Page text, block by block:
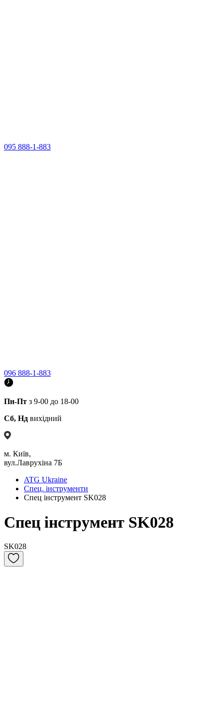
095 888-1-883
096 888-1-883
Пн-Пт з 9-00 до 18-00
Сб, Нд вихідний
м. Київ,
вул.Лаврухіна 7Б
ATG Ukraine
Спец. інструменти
Спец інструмент SK028
Спец інструмент SK028
SK028